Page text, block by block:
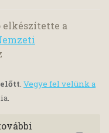
elkészítette a
. Vegye fel velünk a